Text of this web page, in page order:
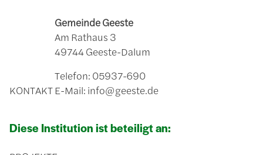
KONTAKT
Gemeinde Geeste
Am Rathaus 3
49744 Geeste-Dalum
Telefon: 05937-690
E-Mail: info@geeste.de
Diese Institution ist beteiligt an: